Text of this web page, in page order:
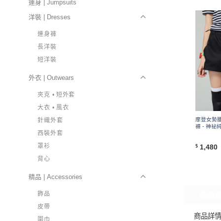
摩登女勢
褲 - 神祕
$ 1,480
商品詳情
連身 | Jumpsuits
洋裝 | Dresses
連身褲
長洋裝
短洋裝
外衣 | Outwears
夾克 • 短外套
大衣 • 風衣
針織外套
西裝外套
罩衫
背心
精品 | Accessories
飾品
皮帶
圍巾